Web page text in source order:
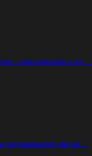
¿una solución o un …
contaminación del air…